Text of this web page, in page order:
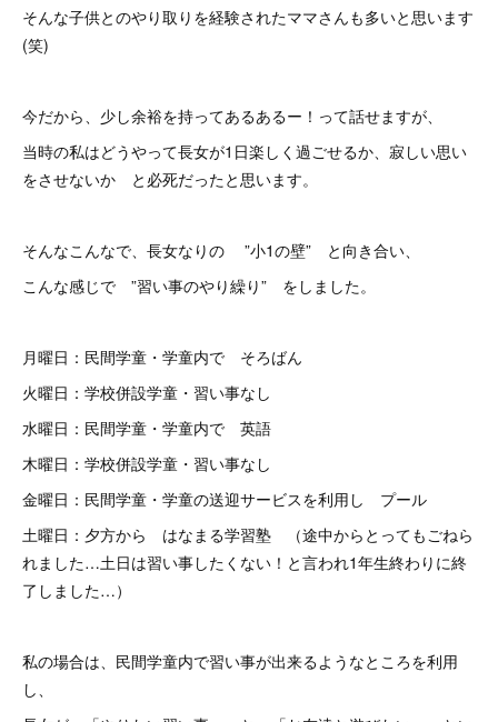
そんな子供とのやり取りを経験されたママさんも多いと思います
(笑)
今だから、少し余裕を持ってあるあるー！って話せますが、
当時の私はどうやって長女が1日楽しく過ごせるか、寂しい思い
をさせないか と必死だったと思います。
そんなこんなで、長女なりの ”小1の壁” と向き合い、
こんな感じで ”習い事のやり繰り” をしました。
月曜日：民間学童・学童内で そろばん
火曜日：学校併設学童・習い事なし
水曜日：民間学童・学童内で 英語
木曜日：学校併設学童・習い事なし
金曜日：民間学童・学童の送迎サービスを利用し プール
土曜日：夕方から はなまる学習塾 （途中からとってもごねら
れました…土日は習い事したくない！と言われ1年生終わりに終
了しました…）
私の場合は、民間学童内で習い事が出来るようなところを利用
し、